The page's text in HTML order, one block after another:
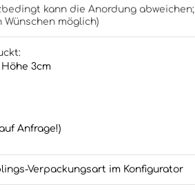
kann die Anordung abweichen;
möglich)
3cm
Anfrage!)
Verpackungsart im Konfigurator